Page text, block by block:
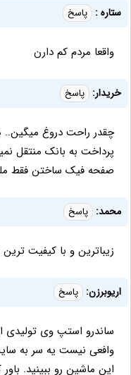
ستاره : پاسخ
واقعا مردم کم دارن
خریدار: پاسخ
پرداخت به بانک منتقل
صفحه فیک ساختن فقط
محمد: پاسخ
زیباترین و با کیفیت
اريوبرزن: پاسخ
ساندرو استپ وی تولیدی
وافعی نیست یه سر به